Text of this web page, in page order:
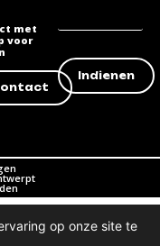
met
voor
op onze site te